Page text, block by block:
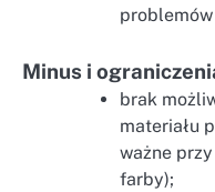
Minus i
brak
materiału
ważne
farby);